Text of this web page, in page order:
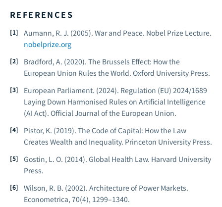
REFERENCES
Aumann, R. J. (2005). War and Peace. Nobel Prize Lecture.
nobelprize.org
Bradford, A. (2020). The Brussels Effect: How the
European Union Rules the World. Oxford University Press.
European Parliament. (2024). Regulation (EU) 2024/1689
Laying Down Harmonised Rules on Artificial Intelligence
(AI Act). Official Journal of the European Union.
Pistor, K. (2019). The Code of Capital: How the Law
Creates Wealth and Inequality. Princeton University Press.
Gostin, L. O. (2014). Global Health Law. Harvard University
Press.
Wilson, R. B. (2002). Architecture of Power Markets.
Econometrica, 70(4), 1299–1340.